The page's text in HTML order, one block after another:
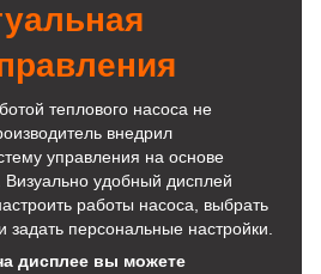
теплового насоса не
внедрил
управления на основе
удобный дисплей
работы насоса, выбрать
персональные настройки.
дисплее вы можете